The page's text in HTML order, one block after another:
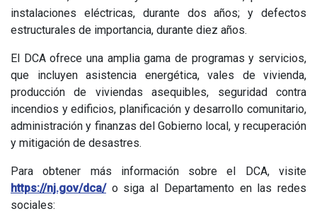
instalaciones eléctricas, durante dos años; y defectos
estructurales de importancia, durante diez años.
El DCA ofrece una amplia gama de programas y servicios,
que incluyen asistencia energética, vales de vivienda,
producción de viviendas asequibles, seguridad contra
incendios y edificios, planificación y desarrollo comunitario,
administración y finanzas del Gobierno local, y recuperación
y mitigación de desastres.
Para obtener más información sobre el DCA, visite
https://nj.gov/dca/o siga al Departamento en las redes
sociales: